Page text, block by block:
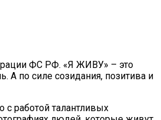
ФС РФ. «Я ЖИВУ» – это
А по силе созидания, позитива и
работой талантливых